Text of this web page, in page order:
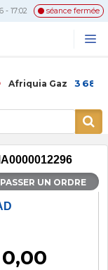
- 17:02 séance fermée
Gaz 3 686,00
PASSER UN ORDRE
0,00